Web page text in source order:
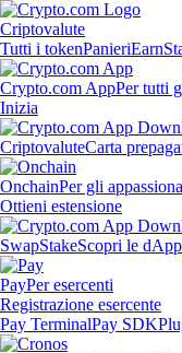
Criptovalute
Tutti i tokenPanieriEarn
Crypto.com AppPer tutti
Inizia
CriptovaluteCarta
OnchainPer gli
Ottieni estensione
SwapStakeScopri le dApp
PayPer esercenti
Registrazione esercente
Pay TerminalPay SDK